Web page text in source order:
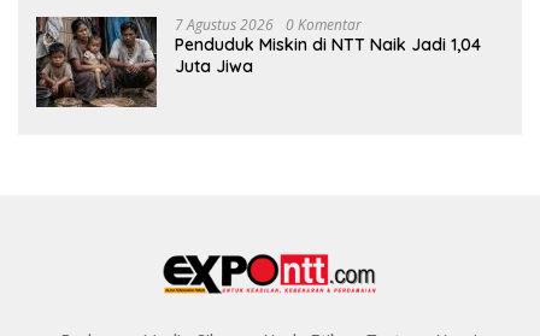
7 Agustus 2026 0 Komentar
Penduduk Miskin di NTT Naik Jadi 1,04
Juta Jiwa